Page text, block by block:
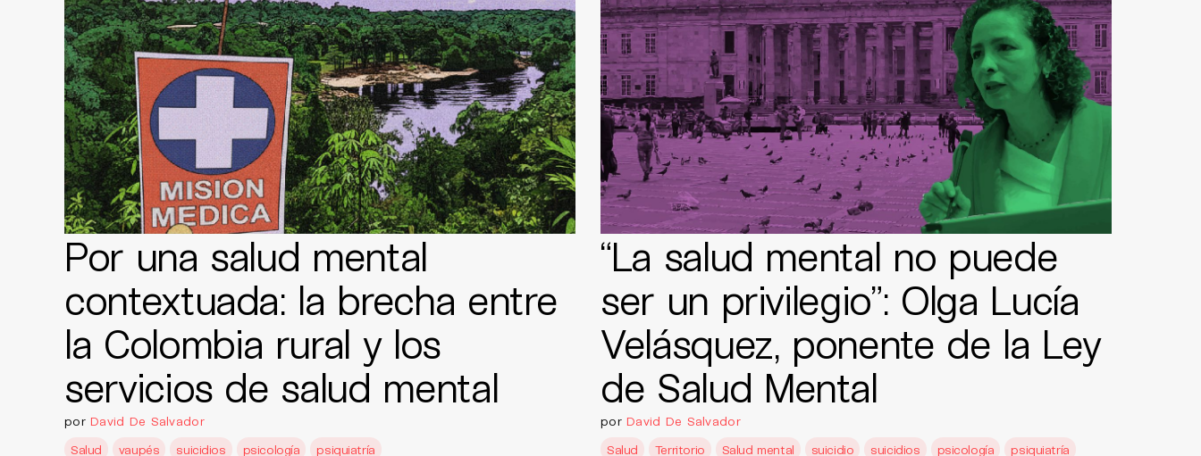
Por una salud mental
contextuada: la brecha entre
la Colombia rural y los
servicios de salud mental
por David De Salvador
Salud
vaupés suicidios psicología psiquiatría
“La salud mental no puede
ser un privilegio”: Olga Lucía
Velásquez, ponente de la Ley
de Salud Mental
por David De Salvador
Salud
Territorio Salud mental suicidio suicidios psicología
psiquiatría